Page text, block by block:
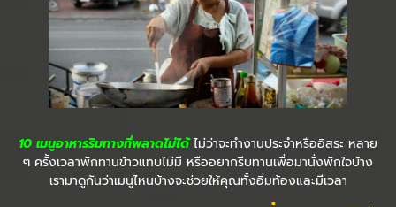
10 เมนูอาหารริมทางที่พลาดไม่ได้ไม่ว่าจะทำงานประจำหรืออิสระ หลาย
ๆ ครั้งเวลาพักทานข้าวแทบไม่มี หรืออยากรีบทานเพื่อมานั่งพักใจบ้าง
เรามาดูกันว่าเมนูไหนบ้างจะช่วยให้คุณทั้งอิ่มท้องและมีเวลา